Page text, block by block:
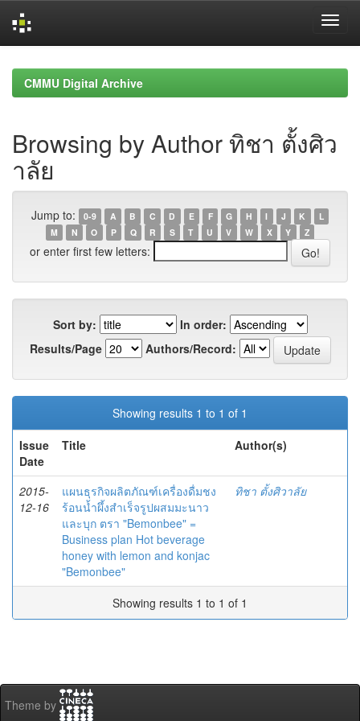
navigationCMMU Digital Archive
Browsing by Author ทิชา ตั้งศิว
าลัย
Jump to: 0-9 A B C D E F G H I J K
L
M
N O P Q R S T U V W X Y Z
or enter first few letters:
Sort by:
In order:
Results/Page
Authors/Record:
Showing results 1 to 1 of 1
Issue
Date
Title Author(s)
2015-
12-16
แผนธุรกิจผลิตภัณฑ์เครื่องดื่มชง
ร้อนน้ำผึ้งสำเร็จรูปผสมมะนาว
และบุก ตรา "Bemonbee" =
Business plan Hot beverage
honey with lemon and konjac
"Bemonbee"
ทิชา ตั้งศิวาลัย
Showing results 1 to 1 of 1
Theme by